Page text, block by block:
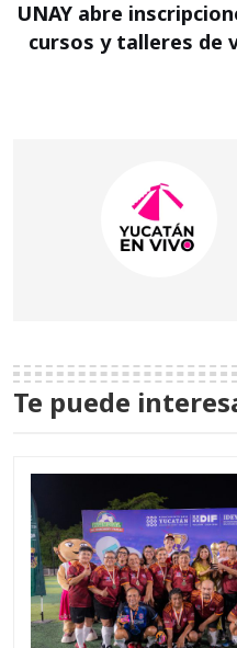
UNAY abre
cursos y talleres de
Te puede